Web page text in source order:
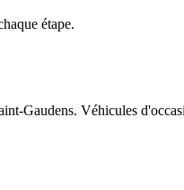
étape.
Gaudens. Véhicules